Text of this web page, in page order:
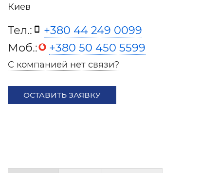
Киев
Тел.:
+380 44 249 0099
Моб.:
+380 50 450 5599
С компанией нет связи?
ОСТАВИТЬ ЗАЯВКУ